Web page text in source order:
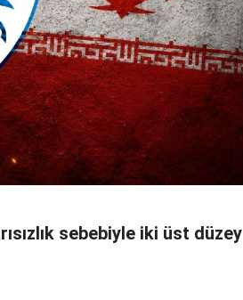
sebebiyle iki üst düzey